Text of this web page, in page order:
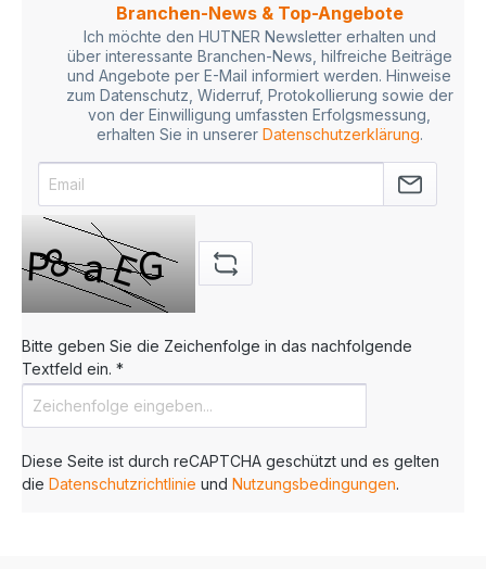
Branchen-News & Top-Angebote
Ich möchte den HUTNER Newsletter erhalten und
über interessante Branchen-News, hilfreiche Beiträge
und Angebote per E-Mail informiert werden. Hinweise
zum Datenschutz, Widerruf, Protokollierung sowie der
von der Einwilligung umfassten Erfolgsmessung,
erhalten Sie in unserer Datenschutzerklärung.
Bitte geben Sie die Zeichenfolge in das nachfolgende
Textfeld ein. *
Diese Seite ist durch reCAPTCHA geschützt und es gelten
die Datenschutzrichtlinie und Nutzungsbedingungen.